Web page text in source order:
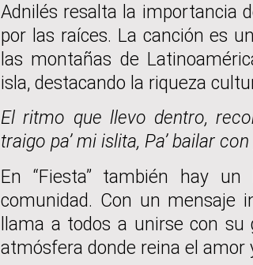
Adnilés resalta la importancia
por las raíces. La canción es
las montañas de
isla, destacando la riqueza
El ritmo que llevo dentro,
traigo pa’ mi islita, Pa’ bailar
En “Fiesta” también hay
comunidad. Con un mensaje
llama a todos a unirse con
atmósfera donde reina el amor